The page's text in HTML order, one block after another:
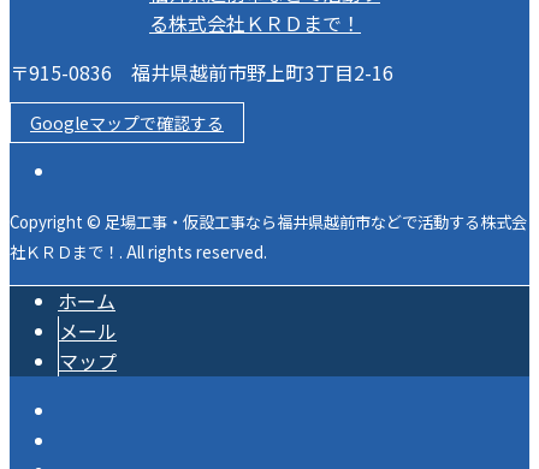
〒915-0836 福井県越前市野上町3丁目2-16
Googleマップで確認する
Copyright © 足場工事・仮設工事なら福井県越前市などで活動する株式会
社ＫＲＤまで！. All rights reserved.
ホーム
メール
マップ